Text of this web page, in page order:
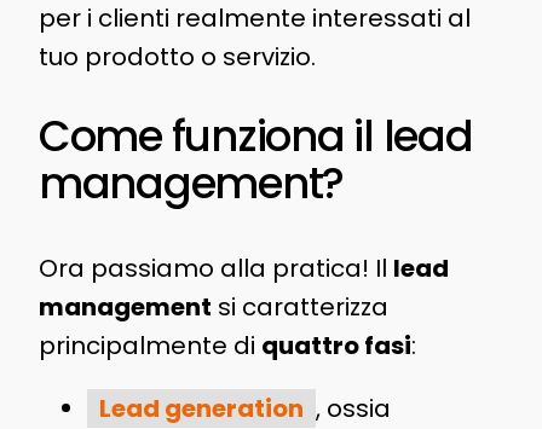
per i clienti realmente interessati al
tuo prodotto o servizio.
Come funziona il lead
management?
Ora passiamo alla pratica! Il lead
management si caratterizza
principalmente di quattro fasi:
Lead generation , ossia